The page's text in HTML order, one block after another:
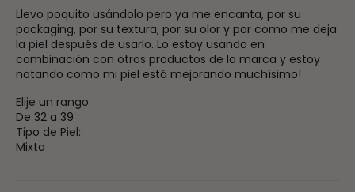
Llevo poquito usándolo pero ya me encanta, por su
packaging, por su textura, por su olor y por como me deja
la piel después de usarlo. Lo estoy usando en
combinación con otros productos de la marca y estoy
notando como mi piel está mejorando muchísimo!
Elije un rango:
De 32 a 39
Tipo de Piel::
Mixta